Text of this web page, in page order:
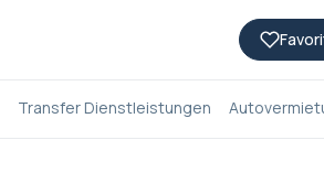
Transfer Dienstleistungen